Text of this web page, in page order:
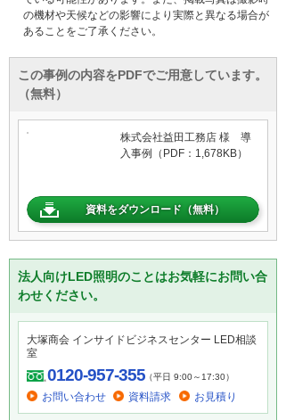
の機材や天候などの影響により実際と異なる場合が
あることをご了承ください。
この事例の内容をPDFでご用意しています。
（無料）
株式会社益田工務店 様 導
入事例（PDF：1,678KB）
資料をダウンロード（無料）
法人向けLED照明のことはお気軽にお問い合
わせください。
大塚商会 インサイドビジネスセンター LED相談
室
0120-957-355（平日 9:00～17:30）
お問い合わせ 資料請求 お見積り